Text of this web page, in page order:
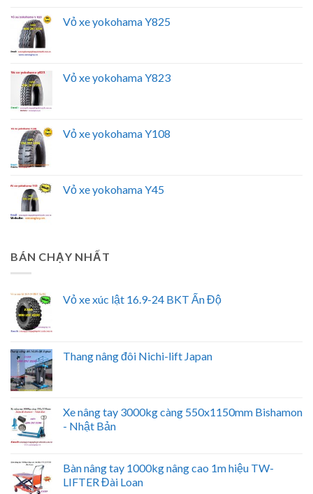
Vỏ xe yokohama Y825
Vỏ xe yokohama Y823
Vỏ xe yokohama Y108
Vỏ xe yokohama Y45
BÁN CHẠY NHẤT
Vỏ xe xúc lật 16.9-24 BKT Ấn Độ
Thang nâng đôi Nichi-lift Japan
Xe nâng tay 3000kg càng 550x1150mm Bishamon
- Nhật Bản
Bàn nâng tay 1000kg nâng cao 1m hiệu TW-
LIFTER Đài Loan